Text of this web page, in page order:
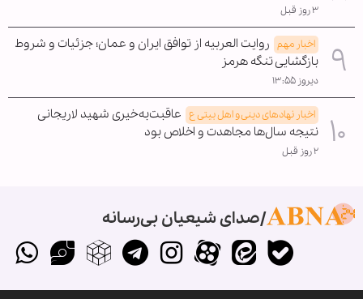
۳ روز قبل
اخبار مهم روایت العربیه از توافق ایران و عمان؛ جزئیات و شروط
بازگشایی تنگه هرمز
دیروز ۱۳:۵۵
اخبار نهادهای دینی و اهل بیتی ع عاقبت‌به‌خیری شهید لاریجانی
نتیجه سال‌ها مجاهدت و اخلاص بود
۲ روز قبل
صدای شیعیان بی‌رسانه